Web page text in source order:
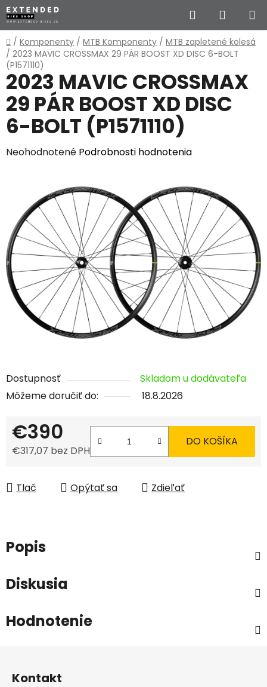
Prejsť
na
obsah
Hľadať
KOŠÍK
Domov
/ Komponenty / MTB Komponenty / MTB zapletené kolesá
/ 2023 MAVIC CROSSMAX 29 PÁR BOOST XD DISC 6-BOLT
(P1571110)
Dostupnosť
Skladom u dodávateľa
Môžeme doručiť do:
18.8.2026
€390
€317,07 bez DPH
DO KOŠÍKA
Tlač Opýtať sa Zdieľať
2023 MAVIC CROSSMAX
29 PÁR BOOST XD DISC
6-BOLT (P1571110)
Priemerné
5
hviezdičiek.
Neohodnotené Podrobnosti hodnotenia
Popis
Diskusia
Hodnotenie
Kontakt